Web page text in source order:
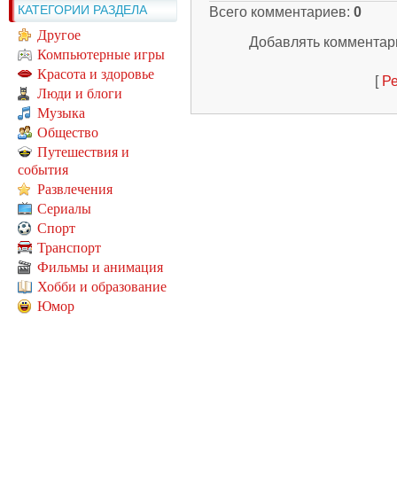
КАТЕГОРИИ РАЗДЕЛА
Другое
Компьютерные игры
Красота и здоровье
Люди и блоги
Музыка
Общество
Путешествия и
события
Развлечения
Сериалы
Спорт
Транспорт
Фильмы и анимация
Хобби и образование
Юмор
Всего комментариев: 0
Добавлять
[